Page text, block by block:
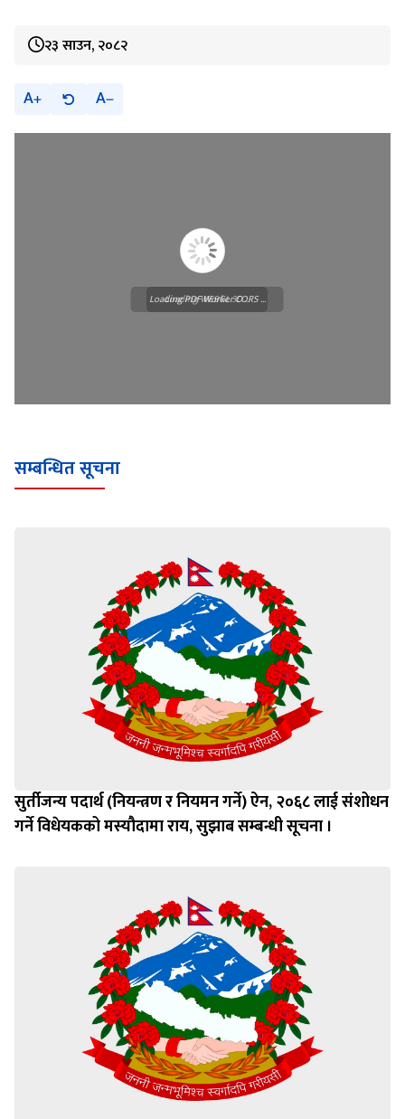
२३ साउन, २०८२
A A
Loading WEBGL 3D ...
Loading PDF Worker CORS ...
सम्बन्धित सूचना
सुर्तीजन्य पदार्थ (नियन्त्रण र नियमन गर्ने) ऐन, २०६८ लाई संशोधन
गर्ने विधेयकको मस्यौदामा राय, सुझाब सम्बन्धी सूचना ।